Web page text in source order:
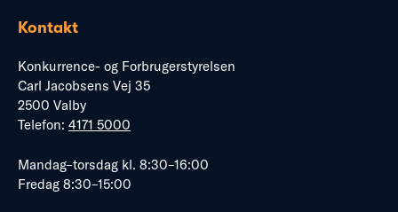
Kontakt
Konkurrence- og Forbrugerstyrelsen
Carl Jacobsens Vej 35
2500 Valby
Telefon: 4171 5000
Mandag–torsdag kl. 8:30–16:00
Fredag 8:30–15:00